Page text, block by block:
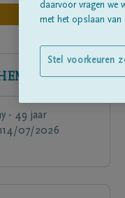
- 49 jaar
14/07/2026
daarvoor vragen we
met het opslaan van
Stel voorkeuren